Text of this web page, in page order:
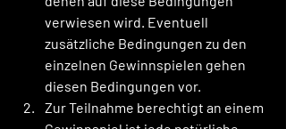
verwiesen wird. Eventuell
zusätzliche Bedingungen zu den
einzelnen Gewinnspielen gehen
diesen Bedingungen vor.
Zur Teilnahme berechtigt an einem